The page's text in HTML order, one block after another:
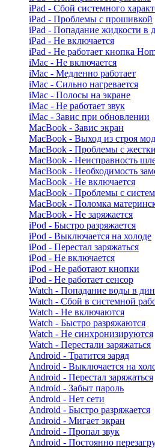
iPad - Сбой системного
iPad - Проблемы с прошивкой
iPad - Попадание жидкости в
iPad - Не включается
iPad - Не работает кнопка
iMac - Не включается
iMac - Медленно работает
iMac - Сильно нагревается
iMac - Полосы на экране
iMac - Не работает звук
iMac - Завис при обновлении
MacBook - Завис экран
MacBook - Выход из строя
MacBook - Проблемы с
MacBook - Неисправность
MacBook - Необходимость
MacBook - Не включается
MacBook - Проблемы с
MacBook - Поломка
MacBook - Не заряжается
iPod - Быстро разряжается
iPod - Выключается на холоде
iPod - Перестал заряжаться
iPod - Не включается
iPod - Не работают кнопки
iPod - Не работает сенсор
Watch - Попадание воды в
Watch - Сбой в системной
Watch - Не включаются
Watch - Быстро разряжаются
Watch - Не синхронизируются
Watch - Перестали заряжаться
Android - Тратится заряд
Android - Выключается на
Android - Перестал заряжаться
Android - Забыт пароль
Android - Нет сети
Android - Быстро разряжается
Android - Мигает экран
Android - Пропал звук
Android - Постоянно